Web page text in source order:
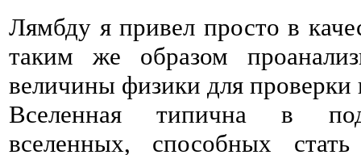
Лямбду я привел просто в
таким же образом
величины физики для
Вселенная типична в
вселенных, способных